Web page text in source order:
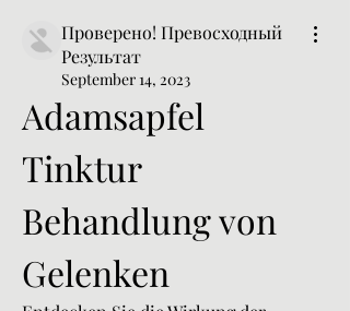
Проверено! Превосходный
Результат
September 14, 2023
Adamsapfel
Tinktur
Behandlung von
Gelenken